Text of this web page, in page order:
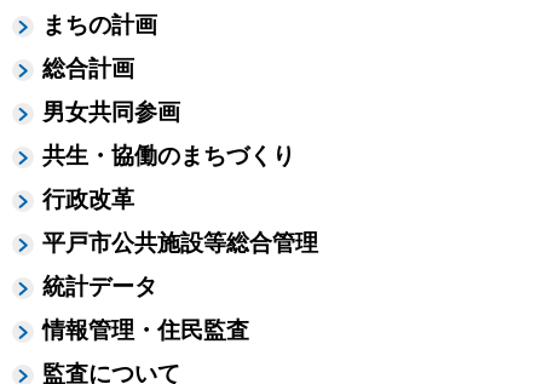
まちの計画
総合計画
男女共同参画
共生・協働のまちづくり
行政改革
平戸市公共施設等総合管理
統計データ
情報管理・住民監査
監査について